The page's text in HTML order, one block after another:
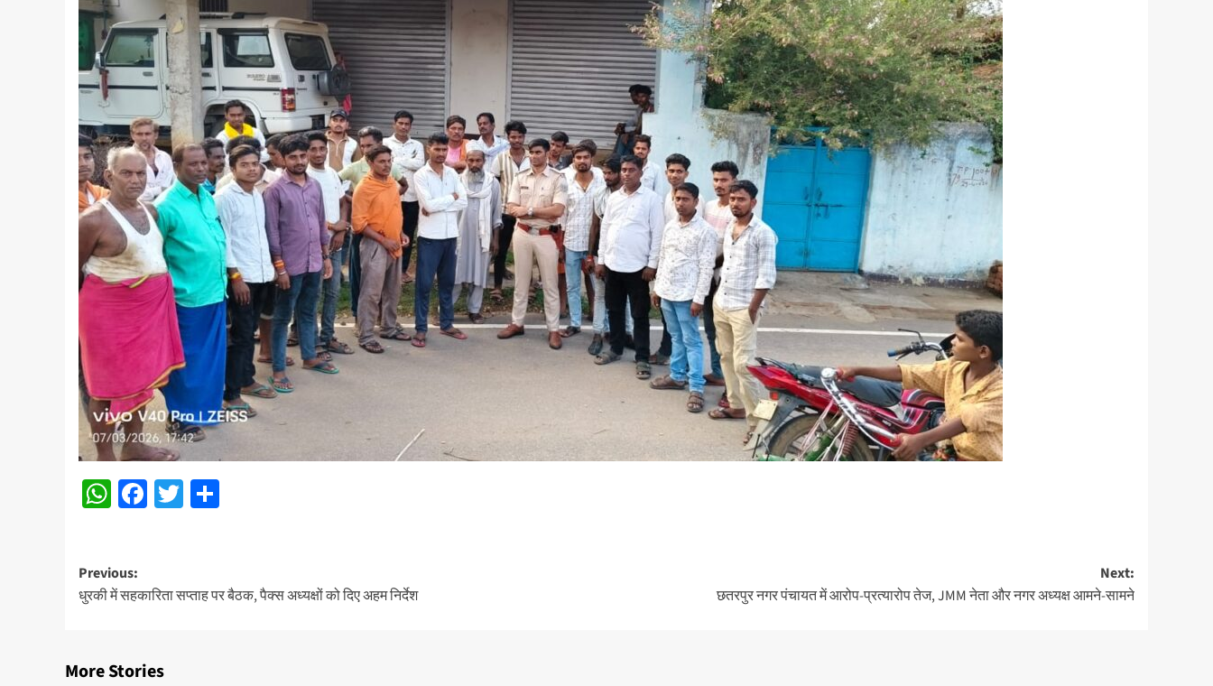
WhatsApp
Facebook
Twitter
Post
navigation
Previous:
धुरकी में सहकारिता सप्ताह पर बैठक, पैक्स अध्यक्षों को दिए अहम निर्देश
Next:
छतरपुर नगर पंचायत में आरोप-प्रत्यारोप तेज, JMM नेता और नगर अध्यक्ष आमने-सामने
More Stories